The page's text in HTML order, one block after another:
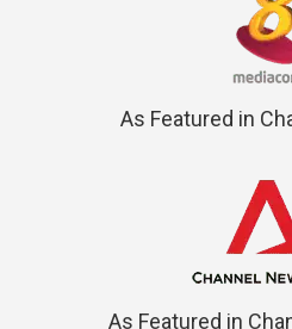
As Featured in
As Featured in